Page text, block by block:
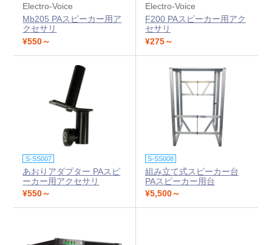
Electro-Voice
Mb205 PAスピーカー用ア
クセサリ
¥550～
Electro-Voice
F200 PAスピーカー用アク
セサリ
¥275～
S-SS007
あおりアダプター PAスピ
ーカー用アクセサリ
¥550～
S-SS008
組み立て式スピーカー台
PAスピーカー用台
¥5,500～